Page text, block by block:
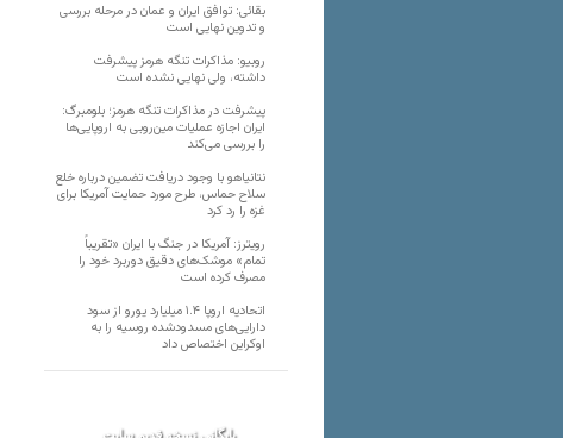
بقائی: توافق ایران و عمان در مرحله بررسی
و تدوین نهایی است
روبیو: مذاکرات تنگه هرمز پیشرفت
داشته، ولی نهایی نشده است
پیشرفت در مذاکرات تنگه هرمز؛ بلومبرگ:
ایران اجازه عملیات مین‌روبی به اروپایی‌ها
را بررسی می‌کند
نتانیاهو با وجود دریافت تضمین درباره خلع
سلاح حماس، طرح مورد حمایت آمریکا برای
غزه را رد کرد
رویترز: آمریکا در جنگ با ایران «تقریباً
تمام» موشک‌های دقیق دوربرد خود را
مصرف کرده است
اتحادیه اروپا ۱.۴ میلیارد یورو از سود
دارایی‌های مسدودشده روسیه را به
اوکراین ‏اختصاص داد
بایگانی نسخه قدیم سایت